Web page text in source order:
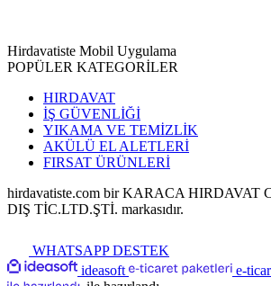
Hirdavatiste Mobil Uygulama
POPÜLER KATEGORİLER
HIRDAVAT
İŞ GÜVENLİĞİ
YIKAMA VE TEMİZLİK
AKÜLÜ EL ALETLERİ
FIRSAT ÜRÜNLERİ
hirdavatiste.com bir KARACA HIRDAVAT
DIŞ TİC.LTD.ŞTİ. markasıdır.
WHATSAPP DESTEK
ideasoft
e-